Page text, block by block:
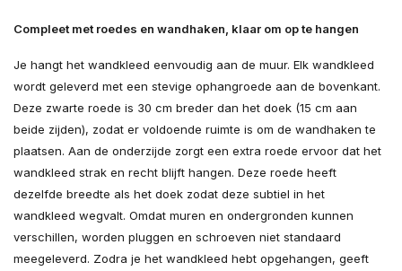
Compleet met roedes en wandhaken, klaar om op te hangen
Je hangt het wandkleed eenvoudig aan de muur. Elk wandkleed
wordt geleverd met een stevige ophangroede aan de bovenkant.
Deze zwarte roede is 30 cm breder dan het doek (15 cm aan
beide zijden), zodat er voldoende ruimte is om de wandhaken te
plaatsen. Aan de onderzijde zorgt een extra roede ervoor dat het
wandkleed strak en recht blijft hangen. Deze roede heeft
dezelfde breedte als het doek zodat deze subtiel in het
wandkleed wegvalt. Omdat muren en ondergronden kunnen
verschillen, worden pluggen en schroeven niet standaard
meegeleverd. Zodra je het wandkleed hebt opgehangen, geeft